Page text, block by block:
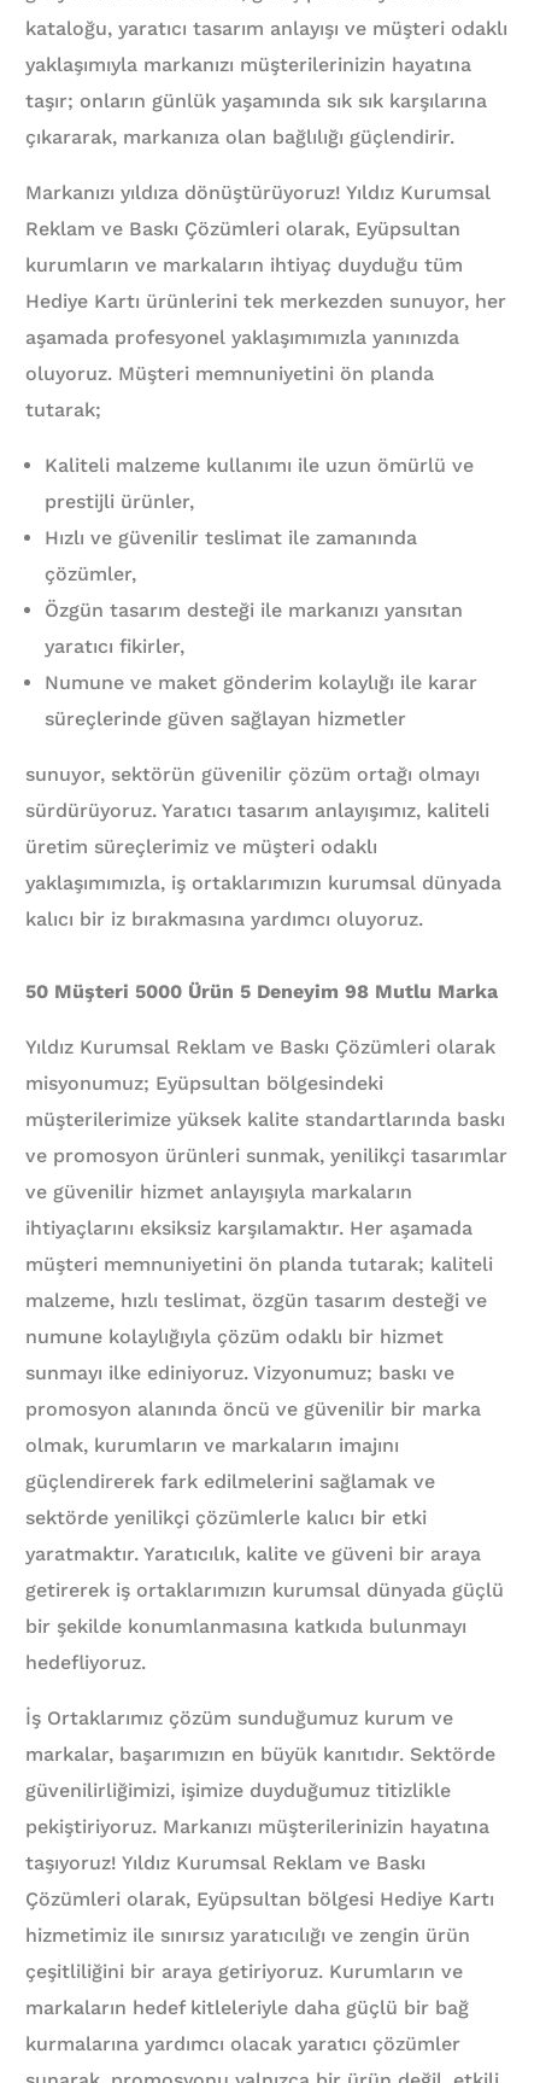
kataloğu, yaratıcı tasarım anlayışı ve müşteri odaklı
yaklaşımıyla markanızı müşterilerinizin hayatına
taşır; onların günlük yaşamında sık sık karşılarına
çıkararak, markanıza olan bağlılığı güçlendirir.
Markanızı yıldıza dönüştürüyoruz! Yıldız Kurumsal
Reklam ve Baskı Çözümleri olarak, Eyüpsultan
kurumların ve markaların ihtiyaç duyduğu tüm
Hediye Kartı ürünlerini tek merkezden sunuyor, her
aşamada profesyonel yaklaşımımızla yanınızda
oluyoruz. Müşteri memnuniyetini ön planda
tutarak;
Kaliteli malzeme kullanımı ile uzun ömürlü ve
prestijli ürünler,
Hızlı ve güvenilir teslimat ile zamanında
çözümler,
Özgün tasarım desteği ile markanızı yansıtan
yaratıcı fikirler,
Numune ve maket gönderim kolaylığı ile karar
süreçlerinde güven sağlayan hizmetler
sunuyor, sektörün güvenilir çözüm ortağı olmayı
sürdürüyoruz. Yaratıcı tasarım anlayışımız, kaliteli
üretim süreçlerimiz ve müşteri odaklı
yaklaşımımızla, iş ortaklarımızın kurumsal dünyada
kalıcı bir iz bırakmasına yardımcı oluyoruz.
50 Müşteri 5000 Ürün 5 Deneyim 98 Mutlu Marka
Yıldız Kurumsal Reklam ve Baskı Çözümleri olarak
misyonumuz; Eyüpsultan bölgesindeki
müşterilerimize yüksek kalite standartlarında baskı
ve promosyon ürünleri sunmak, yenilikçi tasarımlar
ve güvenilir hizmet anlayışıyla markaların
ihtiyaçlarını eksiksiz karşılamaktır. Her aşamada
müşteri memnuniyetini ön planda tutarak; kaliteli
malzeme, hızlı teslimat, özgün tasarım desteği ve
numune kolaylığıyla çözüm odaklı bir hizmet
sunmayı ilke ediniyoruz. Vizyonumuz; baskı ve
promosyon alanında öncü ve güvenilir bir marka
olmak, kurumların ve markaların imajını
güçlendirerek fark edilmelerini sağlamak ve
sektörde yenilikçi çözümlerle kalıcı bir etki
yaratmaktır. Yaratıcılık, kalite ve güveni bir araya
getirerek iş ortaklarımızın kurumsal dünyada güçlü
bir şekilde konumlanmasına katkıda bulunmayı
hedefliyoruz.
İş Ortaklarımız çözüm sunduğumuz kurum ve
markalar, başarımızın en büyük kanıtıdır. Sektörde
güvenilirliğimizi, işimize duyduğumuz titizlikle
pekiştiriyoruz. Markanızı müşterilerinizin hayatına
taşıyoruz! Yıldız Kurumsal Reklam ve Baskı
Çözümleri olarak, Eyüpsultan bölgesi Hediye Kartı
hizmetimiz ile sınırsız yaratıcılığı ve zengin ürün
çeşitliliğini bir araya getiriyoruz. Kurumların ve
markaların hedef kitleleriyle daha güçlü bir bağ
kurmalarına yardımcı olacak yaratıcı çözümler